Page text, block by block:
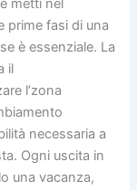
metti nel
prime fasi di una
è essenziale. La
il
l’zona
necessaria a
Ogni uscita in
una vacanza,